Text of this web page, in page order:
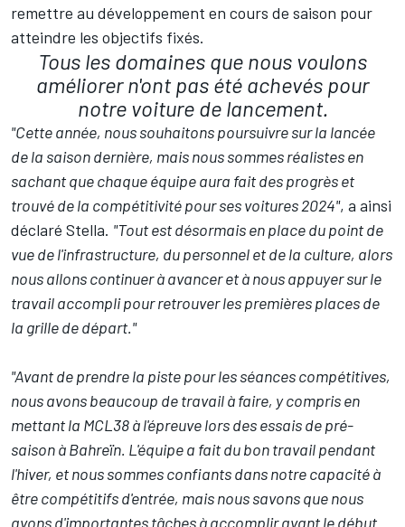
remettre au développement en cours de saison pour
atteindre les objectifs fixés.
Tous les domaines que nous voulons
améliorer n'ont pas été achevés pour
notre voiture de lancement.
"Cette année, nous souhaitons poursuivre sur la lancée
de la saison dernière, mais nous sommes réalistes en
sachant que chaque équipe aura fait des progrès et
trouvé de la compétitivité pour ses voitures 2024", a ainsi
déclaré Stella. "Tout est désormais en place du point de
vue de l'infrastructure, du personnel et de la culture, alors
nous allons continuer à avancer et à nous appuyer sur le
travail accompli pour retrouver les premières places de
la grille de départ."
"Avant de prendre la piste pour les séances compétitives,
nous avons beaucoup de travail à faire, y compris en
mettant la MCL38 à l'épreuve lors des essais de pré-
saison à Bahreïn. L'équipe a fait du bon travail pendant
l'hiver, et nous sommes confiants dans notre capacité à
être compétitifs d'entrée, mais nous savons que nous
avons d'importantes tâches à accomplir avant le début